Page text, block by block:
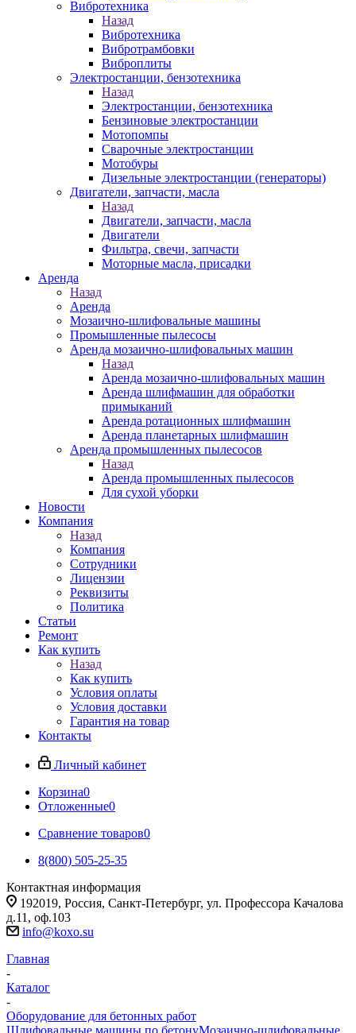
Вибротехника
Назад
Вибротехника
Вибротрамбовки
Виброплиты
Электростанции, бензотехника
Назад
Электростанции, бензотехника
Бензиновые электростанции
Мотопомпы
Сварочные электростанции
Мотобуры
Дизельные электростанции (генераторы)
Двигатели, запчасти, масла
Назад
Двигатели, запчасти, масла
Двигатели
Фильтра, свечи, запчасти
Моторные масла, присадки
Аренда
Назад
Аренда
Мозаично-шлифовальные машины
Промышленные пылесосы
Аренда мозаично-шлифовальных машин
Назад
Аренда мозаично-шлифовальных машин
Аренда шлифмашин для обработки
примыканий
Аренда ротационных шлифмашин
Аренда планетарных шлифмашин
Аренда промышленных пылесосов
Назад
Аренда промышленных пылесосов
Для сухой уборки
Новости
Компания
Назад
Компания
Сотрудники
Лицензии
Реквизиты
Политика
Статьи
Ремонт
Как купить
Назад
Как купить
Условия оплаты
Условия доставки
Гарантия на товар
Контакты
Личный кабинет
Корзина0
Отложенные0
Сравнение товаров0
8(800) 505-25-35
Контактная информация
192019, Россия, Санкт-Петербург, ул. Профессора Качалова
д.11, оф.103
info@koxo.su
Главная
-
Каталог
-
Оборудование для бетонных работ
Шлифовальные машины по бетонуМозаично-шлифовальные